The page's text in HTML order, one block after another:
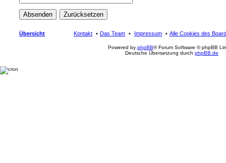
Übersicht Alle Cookies des
Impressum
Das Team
Kontakt
Powered by phpBB® Forum Software © phpBB
Deutsche Übersetzung durch phpBB.de